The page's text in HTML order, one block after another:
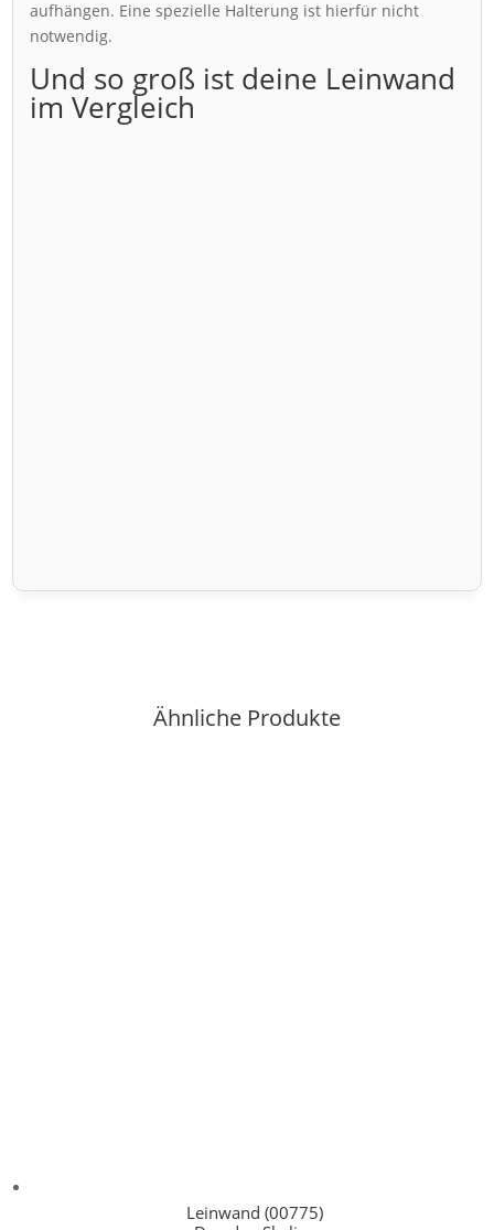
aufhängen. Eine spezielle Halterung ist hierfür nicht
notwendig.
Und so groß ist deine Leinwand
im Vergleich
Ähnliche Produkte
Leinwand (00775)